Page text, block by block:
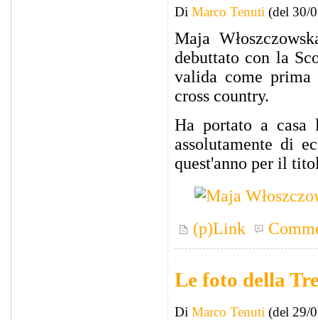
Di Marco Tenuti (del 30/
Maja
debuttato con la
valida come
cross country.
Ha portato a casa
assolutamente di
quest'anno per il
(p)Link
Le foto della
Di Marco Tenuti (del 29/